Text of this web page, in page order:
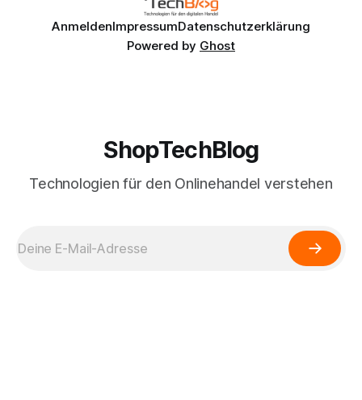
AnmeldenImpressumDatenschutzerklärung
Powered by Ghost
ShopTechBlog
Technologien für den Onlinehandel verstehen